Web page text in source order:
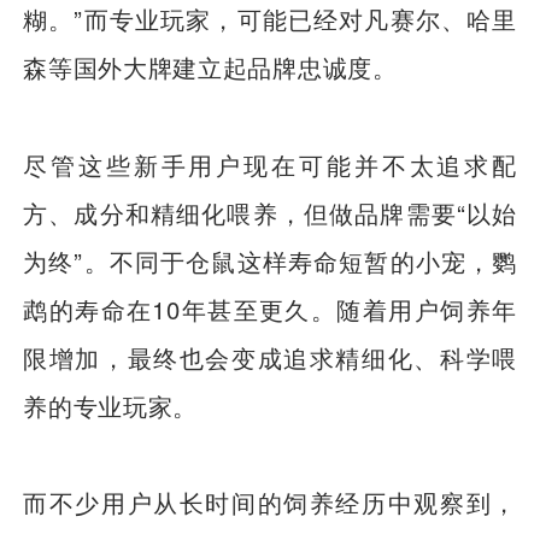
糊。”而专业玩家，可能已经对凡赛尔、哈里
森等国外大牌建立起品牌忠诚度。
尽管这些新手用户现在可能并不太追求配
方、成分和精细化喂养，但做品牌需要“以始
为终”。不同于仓鼠这样寿命短暂的小宠，鹦
鹉的寿命在10年甚至更久。随着用户饲养年
限增加，最终也会变成追求精细化、科学喂
养的专业玩家。
而不少用户从长时间的饲养经历中观察到，